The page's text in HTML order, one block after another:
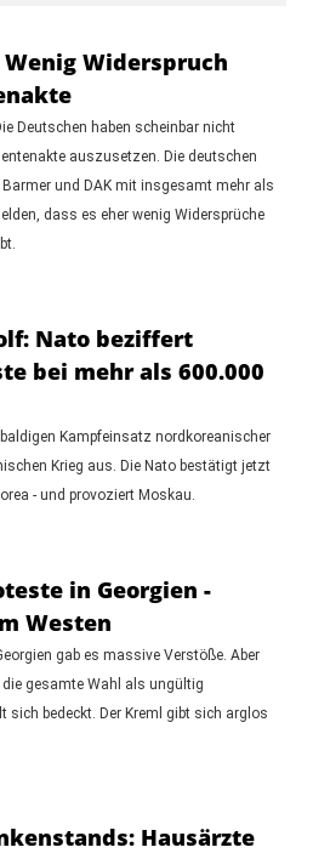
Widerspruch
Deutschen haben scheinbar nicht
auszusetzen. Die deutschen
Barmer und DAK mit insgesamt mehr als
dass es eher wenig Widersprüche
Nato beziffert
bei mehr als 600.000
Kampfeinsatz nordkoreanischer
Krieg aus. Die Nato bestätigt jetzt
- und provoziert Moskau.
in Georgien -
Westen
gab es massive Verstöße. Aber
gesamte Wahl als ungültig
sich bedeckt. Der Kreml gibt sich arglos
Hausärzte